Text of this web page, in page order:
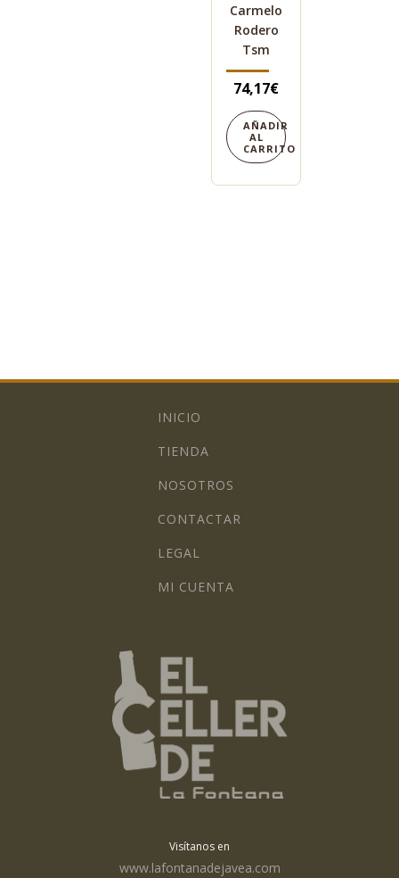
Carmelo
Rodero
Tsm
74,17€
AÑADIR
AL
CARRITO
INICIO
TIENDA
NOSOTROS
CONTACTAR
LEGAL
MI CUENTA
Visítanos en
www.lafontanadejavea.com